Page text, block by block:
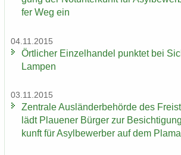
fer Weg ein
04.11.2015
Ört­li­cher Ein­zel­han­del punk­tet bei
Lampen
03.11.2015
Zen­tra­le Aus­län­der­be­hör­de des
lädt Plaue­ner Bür­ger zur
kunft für Asyl­be­wer­ber auf dem